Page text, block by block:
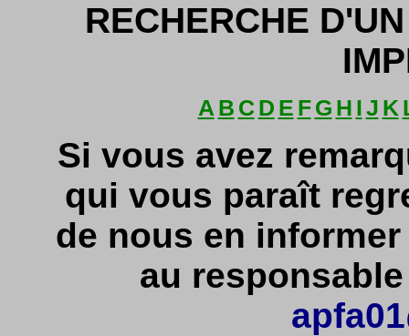
RECHERCHE
A B C D E F G H IJ K
Si vous avez
qui vous paraît
de nous en
au